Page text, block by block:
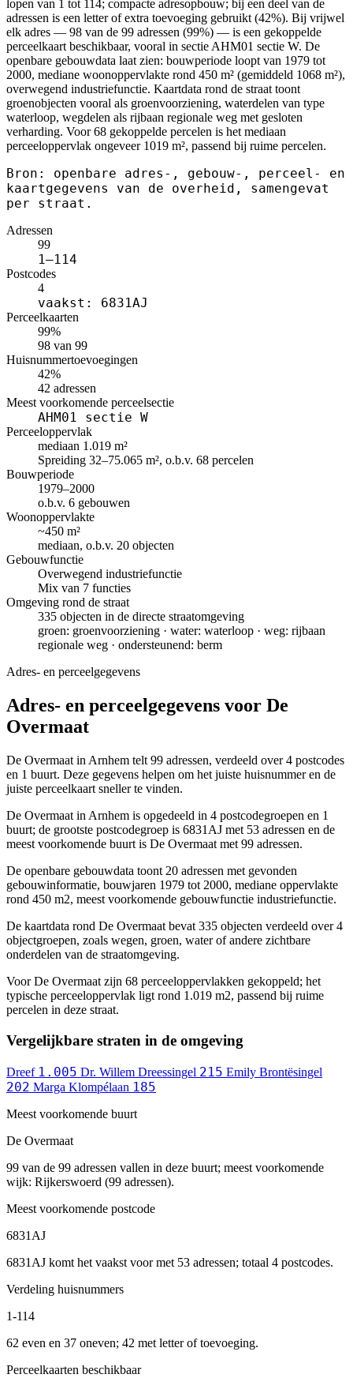
lopen van 1 tot 114; compacte adresopbouw; bij een deel van de
adressen is een letter of extra toevoeging gebruikt (42%). Bij vrijwel
elk adres — 98 van de 99 adressen (99%) — is een gekoppelde
perceelkaart beschikbaar, vooral in sectie AHM01 sectie W. De
openbare gebouwdata laat zien: bouwperiode loopt van 1979 tot
2000, mediane woonoppervlakte rond 450 m² (gemiddeld 1068 m²),
overwegend industriefunctie. Kaartdata rond de straat toont
groenobjecten vooral als groenvoorziening, waterdelen van type
waterloop, wegdelen als rijbaan regionale weg met gesloten
verharding. Voor 68 gekoppelde percelen is het mediaan
perceeloppervlak ongeveer 1019 m², passend bij ruime percelen.
Bron: openbare adres-, gebouw-, perceel- en
kaartgegevens van de overheid, samengevat
per straat.
Adressen
99
1–114
Postcodes
4
vaakst: 6831AJ
Perceelkaarten
99%
98 van 99
Huisnummertoevoegingen
42%
42 adressen
Meest voorkomende perceelsectie
AHM01 sectie W
Perceeloppervlak
mediaan 1.019 m²
Spreiding 32–75.065 m², o.b.v. 68 percelen
Bouwperiode
1979–2000
o.b.v. 6 gebouwen
Woonoppervlakte
~450 m²
mediaan, o.b.v. 20 objecten
Gebouwfunctie
Overwegend industriefunctie
Mix van 7 functies
Omgeving rond de straat
335 objecten in de directe straatomgeving
groen: groenvoorziening · water: waterloop · weg: rijbaan
regionale weg · ondersteunend: berm
Adres- en perceelgegevens
Adres- en perceelgegevens voor De
Overmaat
De Overmaat in Arnhem telt 99 adressen, verdeeld over 4 postcodes
en 1 buurt. Deze gegevens helpen om het juiste huisnummer en de
juiste perceelkaart sneller te vinden.
De Overmaat in Arnhem is opgedeeld in 4 postcodegroepen en 1
buurt; de grootste postcodegroep is 6831AJ met 53 adressen en de
meest voorkomende buurt is De Overmaat met 99 adressen.
De openbare gebouwdata toont 20 adressen met gevonden
gebouwinformatie, bouwjaren 1979 tot 2000, mediane oppervlakte
rond 450 m2, meest voorkomende gebouwfunctie industriefunctie.
De kaartdata rond De Overmaat bevat 335 objecten verdeeld over 4
objectgroepen, zoals wegen, groen, water of andere zichtbare
onderdelen van de straatomgeving.
Voor De Overmaat zijn 68 perceeloppervlakken gekoppeld; het
typische perceeloppervlak ligt rond 1.019 m2, passend bij ruime
percelen in deze straat.
Vergelijkbare straten in de omgeving
Dreef 1.005 Dr. Willem Dreessingel 215 Emily Brontësingel
202 Marga Klompélaan 185
Meest voorkomende buurt
De Overmaat
99 van de 99 adressen vallen in deze buurt; meest voorkomende
wijk: Rijkerswoerd (99 adressen).
Meest voorkomende postcode
6831AJ
6831AJ komt het vaakst voor met 53 adressen; totaal 4 postcodes.
Verdeling huisnummers
1-114
62 even en 37 oneven; 42 met letter of toevoeging.
Perceelkaarten beschikbaar